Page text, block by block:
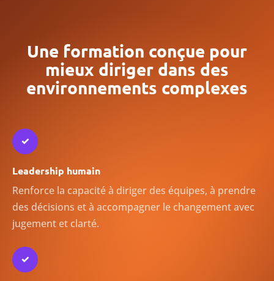
Une formation conçue pour
mieux diriger dans des
environnements complexes
✓
Leadership humain
Renforce la capacité à diriger des équipes, à prendre
des décisions et à accompagner le changement avec
jugement et clarté.
✓